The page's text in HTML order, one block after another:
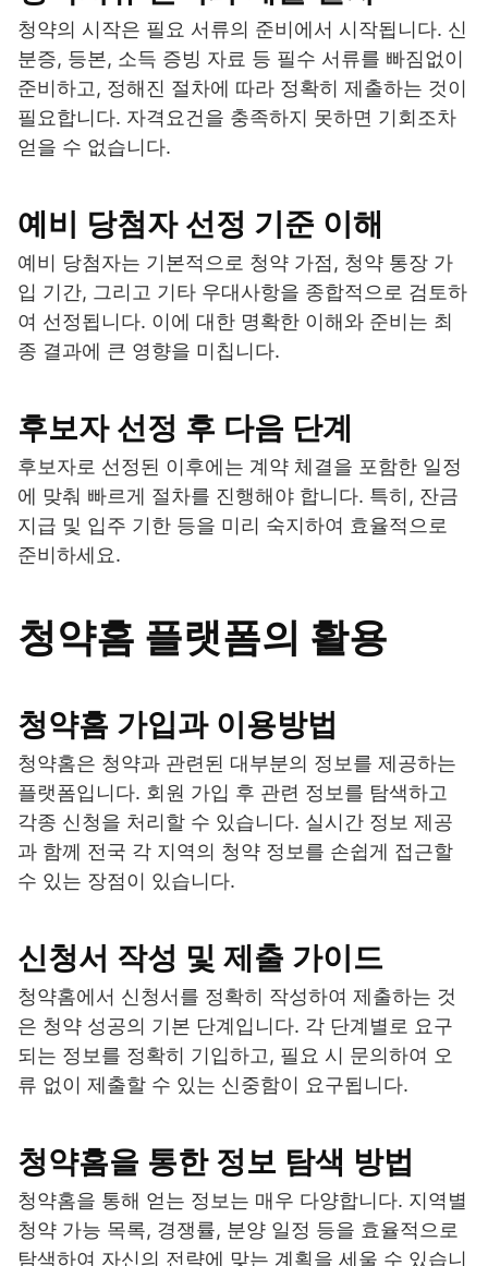
청약의 시작은 필요 서류의 준비에서 시작됩니다. 신
분증, 등본, 소득 증빙 자료 등 필수 서류를 빠짐없이
준비하고, 정해진 절차에 따라 정확히 제출하는 것이
필요합니다. 자격요건을 충족하지 못하면 기회조차
얻을 수 없습니다.
예비 당첨자 선정 기준 이해
예비 당첨자는 기본적으로 청약 가점, 청약 통장 가
입 기간, 그리고 기타 우대사항을 종합적으로 검토하
여 선정됩니다. 이에 대한 명확한 이해와 준비는 최
종 결과에 큰 영향을 미칩니다.
후보자 선정 후 다음 단계
후보자로 선정된 이후에는 계약 체결을 포함한 일정
에 맞춰 빠르게 절차를 진행해야 합니다. 특히, 잔금
지급 및 입주 기한 등을 미리 숙지하여 효율적으로
준비하세요.
청약홈 플랫폼의 활용
청약홈 가입과 이용방법
청약홈은 청약과 관련된 대부분의 정보를 제공하는
플랫폼입니다. 회원 가입 후 관련 정보를 탐색하고
각종 신청을 처리할 수 있습니다. 실시간 정보 제공
과 함께 전국 각 지역의 청약 정보를 손쉽게 접근할
수 있는 장점이 있습니다.
신청서 작성 및 제출 가이드
청약홈에서 신청서를 정확히 작성하여 제출하는 것
은 청약 성공의 기본 단계입니다. 각 단계별로 요구
되는 정보를 정확히 기입하고, 필요 시 문의하여 오
류 없이 제출할 수 있는 신중함이 요구됩니다.
청약홈을 통한 정보 탐색 방법
청약홈을 통해 얻는 정보는 매우 다양합니다. 지역별
청약 가능 목록, 경쟁률, 분양 일정 등을 효율적으로
탐색하여 자신의 전략에 맞는 계획을 세울 수 있습니